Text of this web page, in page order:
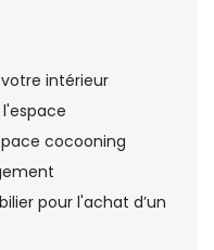
votre intérieur
l'espace
cocooning
pour l'achat d’un